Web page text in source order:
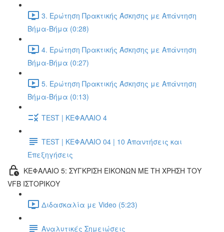
3. Ερώτηση Πρακτικής Άσκησης με Απάντηση
Βήμα-Βήμα (0:28)
4. Ερώτηση Πρακτικής Άσκησης με Απάντηση
Βήμα-Βήμα (0:27)
5. Ερώτηση Πρακτικής Άσκησης με Απάντηση
Βήμα-Βήμα (0:13)
TEST | ΚΕΦΑΛΑΙΟ 4
TEST | ΚΕΦΑΛΑΙΟ 04 | 10 Απαντήσεις και
Επεξηγήσεις
ΚΕΦΑΛΑΙΟ 5: ΣΥΓΚΡΙΣΗ ΕΙΚΟΝΩΝ ΜΕ ΤΗ ΧΡΗΣΗ ΤΟΥ
VFB ΙΣΤΟΡΙΚΟΥ
Διδασκαλία με Video (5:23)
Αναλυτικές Σημειώσεις